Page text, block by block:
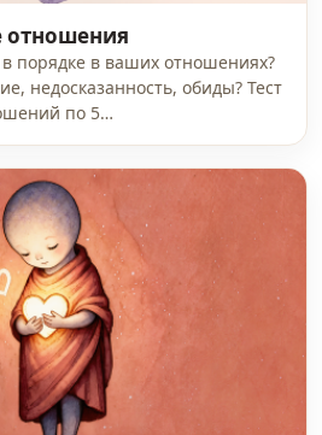
отношения
порядке в ваших отношениях?
недосказанность, обиды? Тест
по 5…